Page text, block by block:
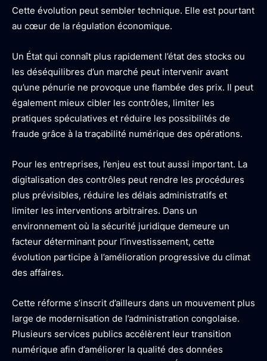
Cette évolution peut sembler technique. Elle est pourtant
au cœur de la régulation économique.
Un État qui connaît plus rapidement l’état des stocks ou
les déséquilibres d’un marché peut intervenir avant
qu’une pénurie ne provoque une flambée des prix. Il peut
également mieux cibler les contrôles, limiter les
pratiques spéculatives et réduire les possibilités de
fraude grâce à la traçabilité numérique des opérations.
Pour les entreprises, l’enjeu est tout aussi important. La
digitalisation des contrôles peut rendre les procédures
plus prévisibles, réduire les délais administratifs et
limiter les interventions arbitraires. Dans un
environnement où la sécurité juridique demeure un
facteur déterminant pour l’investissement, cette
évolution participe à l’amélioration progressive du climat
des affaires.
Cette réforme s’inscrit d’ailleurs dans un mouvement plus
large de modernisation de l’administration congolaise.
Plusieurs services publics accélèrent leur transition
numérique afin d’améliorer la qualité des données